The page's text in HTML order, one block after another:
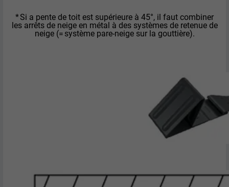
* Si a pente de toit est supérieure à 45°, il faut combiner
les arrêts de neige en métal à des systèmes de retenue de
neige (= système pare-neige sur la gouttière).